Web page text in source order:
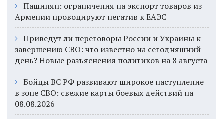
Пашинян: ограничения на экспорт товаров из
Армении провоцируют негатив к ЕАЭС
Приведут ли переговоры России и Украины к
завершению СВО: что известно на сегодняшний
день? Новые разъяснения политиков на 8 августа
Бойцы ВС РФ развивают широкое наступление
в зоне СВО: свежие карты боевых действий на
08.08.2026